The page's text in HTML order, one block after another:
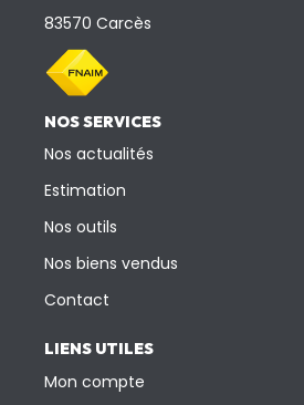
83570 Carcès
NOS SERVICES
Nos actualités
Estimation
Nos outils
Nos biens vendus
Contact
LIENS UTILES
Mon compte